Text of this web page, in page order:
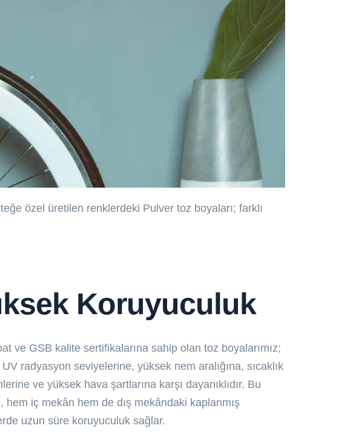
özel üretilen renklerdeki Pulver toz boyaları; farklı
Koruyuculuk
ve GSB kalite sertifikalarına sahip olan toz boyalarımız;
radyasyon seviyelerine, yüksek nem aralığına, sıcaklık
ve yüksek hava şartlarına karşı dayanıklıdır. Bu
hem iç mekân hem de dış mekândaki kaplanmış
uzun süre koruyuculuk sağlar.